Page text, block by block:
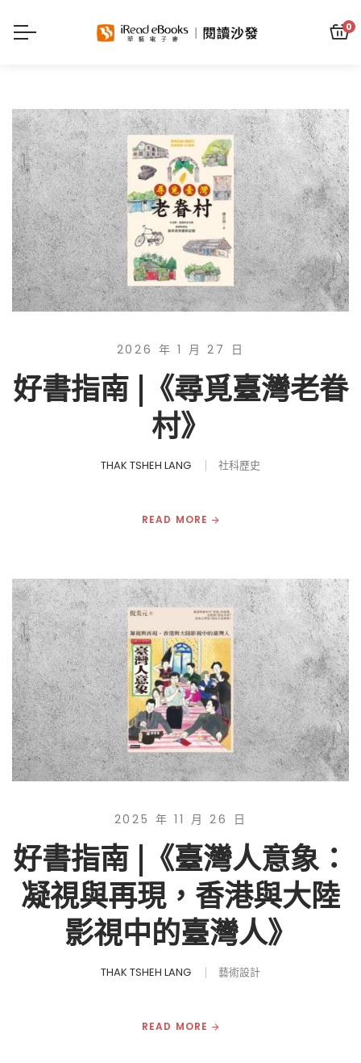
0
2026 年 1 月 27 日
好書指南 |《尋覓臺灣老眷
村》
THAK TSHEH LANG 社科歷史
READ MORE
2025 年 11 月 26 日
好書指南 |《臺灣人意象：
凝視與再現，香港與大陸
影視中的臺灣人》
THAK TSHEH LANG 藝術設計
READ MORE